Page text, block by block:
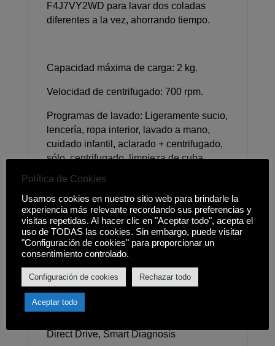
F4J7VY2WD para lavar dos coladas
diferentes a la vez, ahorrando tiempo.
Capacidad máxima de carga: 2 kg.
Velocidad de centrifugado: 700 rpm.
Programas de lavado: Ligeramente sucio,
lencería, ropa interior, lavado a mano,
cuidado infantil, aclarado + centrifugado,
sólo, centrifugado, limpieza de cuba,
Tipo de indicador: Display LED táctil.
Indicaciones: Alarma On/Off, tiempo
restante, inicio/pausa, mensaje de error
alarma.
Volumen del tambor: 19 litros.
Seguridad: Bloqueo infantil.
Direct Drive, Smart Diagnosis
Política de Cookies
Usamos cookies en nuestro sitio web para brindarle la
experiencia más relevante recordando sus preferencias y
visitas repetidas. Al hacer clic en "Aceptar todo", acepta el
uso de TODAS las cookies. Sin embargo, puede visitar
"Configuración de cookies" para proporcionar un
consentimiento controlado.
Configuración de cookies Rechazar todo
Aceptar todo